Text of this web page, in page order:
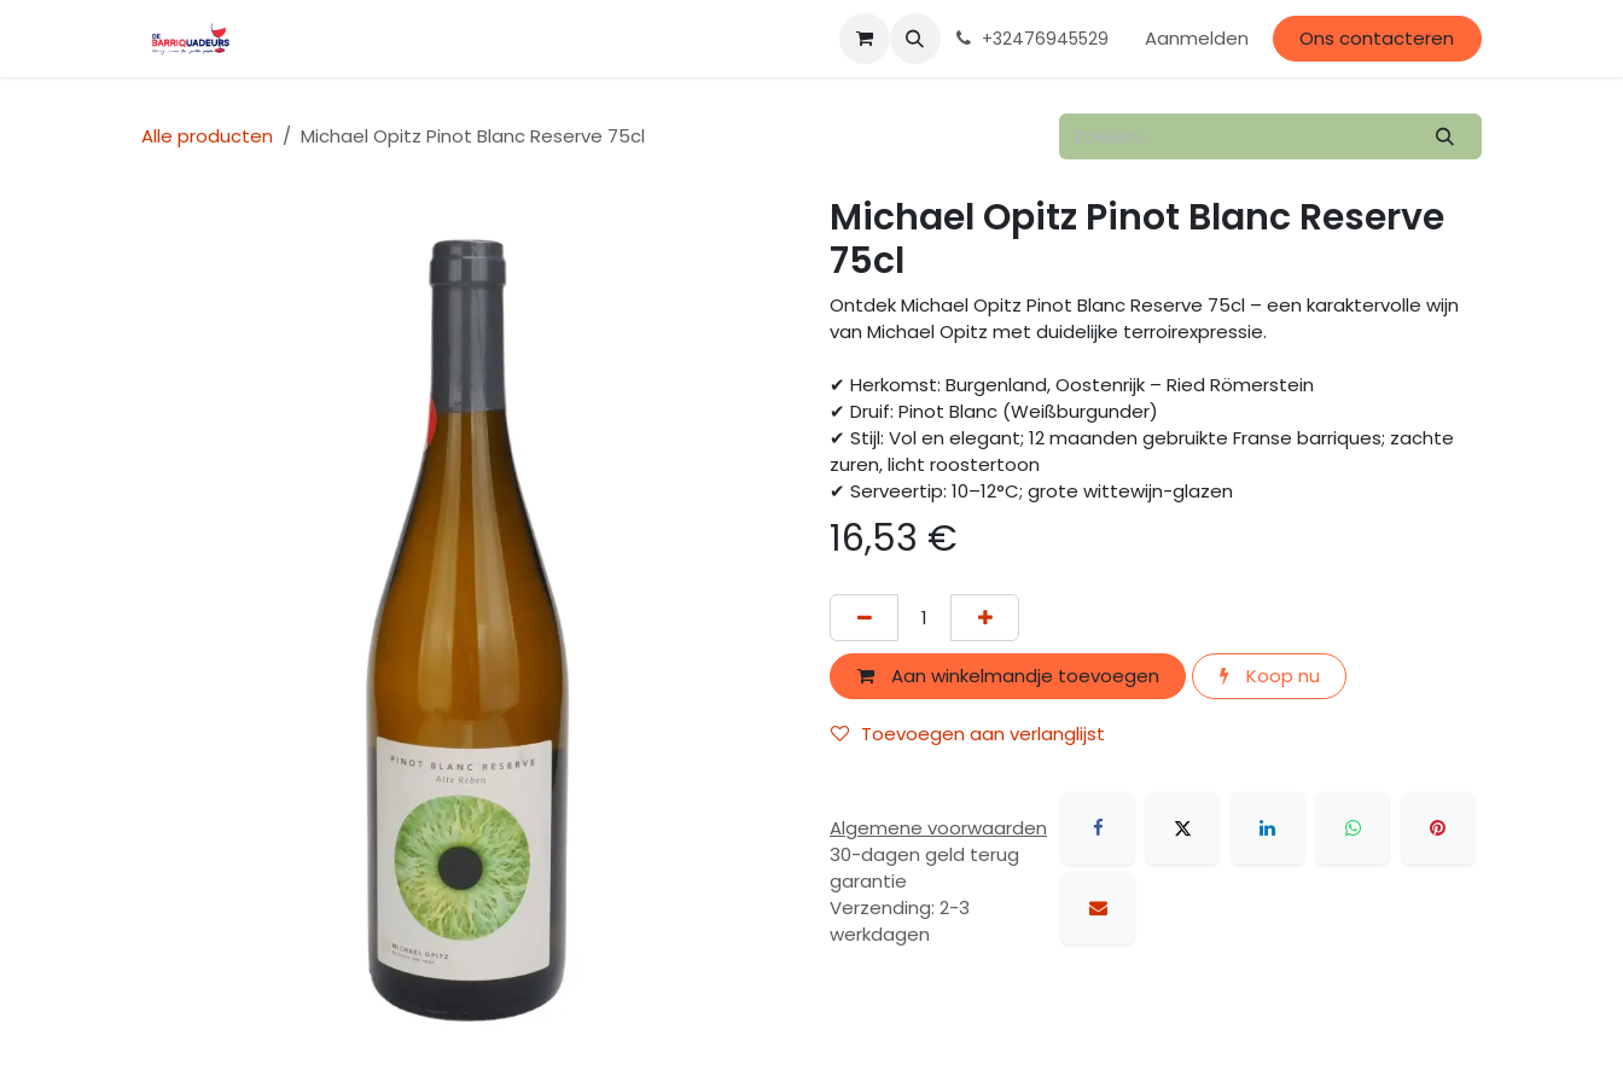
Over ons Contact Gallerij Evenementen Afspraak
+32476945529 Aanmelden Ons contacteren
Alle producten Michael Opitz Pinot Blanc Reserve 75cl
Michael Opitz Pinot Blanc Reserve
75cl
Ontdek Michael Opitz Pinot Blanc Reserve 75cl – een karaktervolle wijn
van Michael Opitz met duidelijke terroirexpressie.
✔ Herkomst: Burgenland, Oostenrijk – Ried Römerstein
✔ Druif: Pinot Blanc (Weißburgunder)
✔ Stijl: Vol en elegant; 12 maanden gebruikte Franse barriques; zachte
zuren, licht roostertoon
✔ Serveertip: 10–12°C; grote wittewijn-glazen
16,53 €
Aan winkelmandje toevoegen Koop nu
Toevoegen aan verlanglijst
Algemene voorwaarden
30-dagen geld terug
garantie
Verzending: 2-3
werkdagen